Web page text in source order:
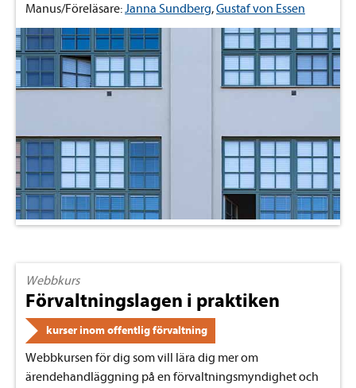
Manus/Föreläsare:Janna Sundberg,Gustaf von Essen
Webbkurs
Förvaltningslagen i praktiken
kurser inom offentlig förvaltning
Webbkursen för dig som vill lära dig mer om
ärendehandläggning på en förvaltningsmyndighet och